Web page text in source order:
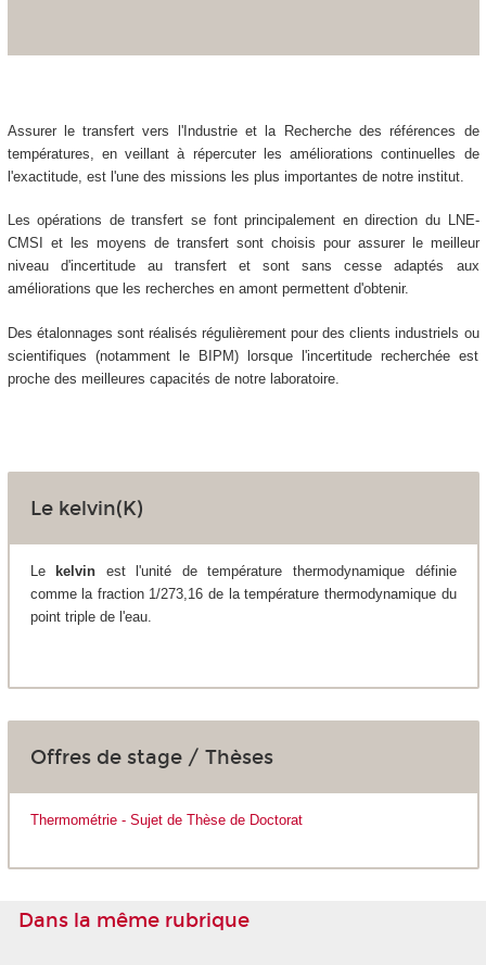
Assurer le transfert vers l'Industrie et la Recherche des références de
températures, en veillant à répercuter les améliorations continuelles de
l'exactitude, est l'une des missions les plus importantes de notre institut.
Les opérations de transfert se font principalement en direction du LNE-
CMSI et les moyens de transfert sont choisis pour assurer le meilleur
niveau d'incertitude au transfert et sont sans cesse adaptés aux
améliorations que les recherches en amont permettent d'obtenir.
Des étalonnages sont réalisés régulièrement pour des clients industriels ou
scientifiques (notamment le BIPM) lorsque l'incertitude recherchée est
proche des meilleures capacités de notre laboratoire.
Le kelvin(K)
Le kelvin est l'unité de température thermodynamique définie
comme la fraction 1/273,16 de la température thermodynamique du
point triple de l'eau.
Offres de stage / Thèses
Thermométrie - Sujet de Thèse de Doctorat
Dans la même rubrique